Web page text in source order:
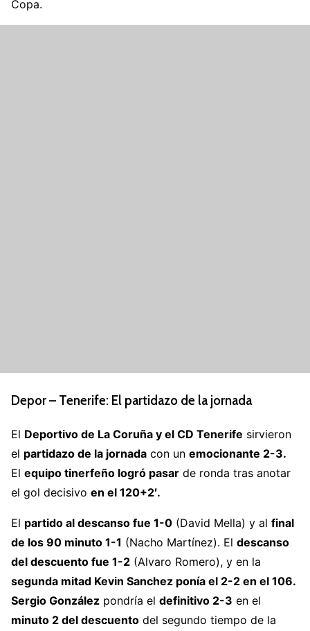
Copa.
Depor – Tenerife: El partidazo de la jornada
El Deportivo de La Coruña y el CD Tenerife sirvieron
el partidazo de la jornada con un emocionante 2-3.
El equipo tinerfeño logró pasar de ronda tras anotar
el gol decisivo en el 120+2′.
El partido al descanso fue 1-0 (David Mella) y al final
de los 90 minuto 1-1 (Nacho Martínez). El descanso
del descuento fue 1-2 (Alvaro Romero), y en la
segunda mitad Kevin Sanchez ponía el 2-2 en el 106.
Sergio González pondría el definitivo 2-3 en el
minuto 2 del descuento del segundo tiempo de la